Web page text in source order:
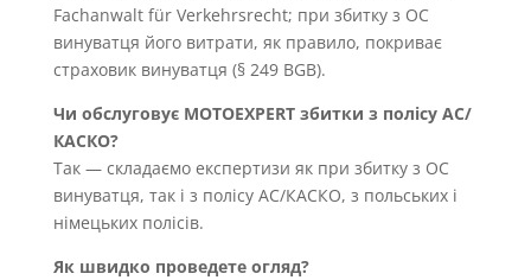
Fachanwalt für Verkehrsrecht; при збитку з OC
винуватця його витрати, як правило, покриває
страховик винуватця (§ 249 BGB).
Чи обслуговує MOTOEXPERT збитки з полісу AC/
КАСКО?
Так — складаємо експертизи як при збитку з OC
винуватця, так і з полісу AC/КАСКО, з польських і
німецьких полісів.
Як швидко проведете огляд?